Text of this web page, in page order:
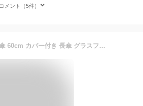
メント（5件）
傘 レディース 楽天 スライド スライド傘 60cm カバー付き 長傘 グラスファイバー エチケット エチケット傘 ジャンプ傘 撥水カバー付き 撥水 雨具 雨傘 ビジネス 通勤 通学 プレゼント 贈り物